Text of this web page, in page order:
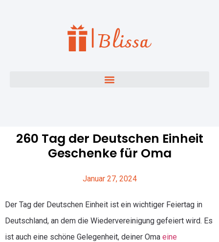
260 Tag der Deutschen Einheit
Geschenke für Oma
Januar 27, 2024
Der Tag der Deutschen Einheit ist ein wichtiger Feiertag in
Deutschland, an dem die Wiedervereinigung gefeiert wird. Es
ist auch eine schöne Gelegenheit, deiner Oma eine